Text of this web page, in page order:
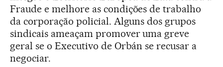
Fraude e melhore as condições de trabalho
da corporação policial. Alguns dos grupos
sindicais ameaçam promover uma greve
geral se o Executivo de Orbán se recusar a
negociar.